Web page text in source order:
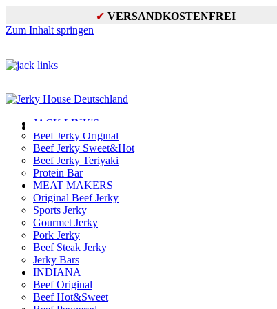
✔ VERSANDKOSTENFREI
Zum Inhalt springen
JACK LINK'S
Beef Jerky Original
Beef Jerky Sweet&Hot
Beef Jerky Teriyaki
Protein Bar
MEAT MAKERS
Original Beef Jerky
Sports Jerky
Gourmet Jerky
Pork Jerky
Beef Steak Jerky
Jerky Bars
INDIANA
Beef Original
Beef Hot&Sweet